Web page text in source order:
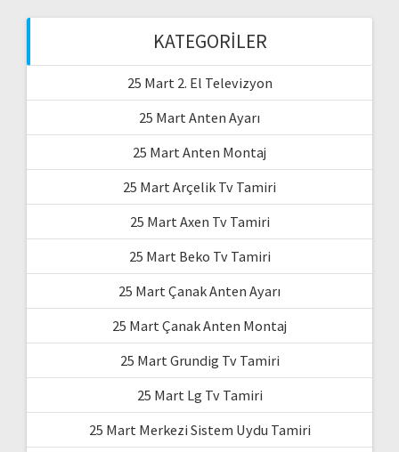
KATEGORILER
25 Mart 2. El Televizyon
25 Mart Anten Ayarı
25 Mart Anten Montaj
25 Mart Arçelik Tv Tamiri
25 Mart Axen Tv Tamiri
25 Mart Beko Tv Tamiri
25 Mart Çanak Anten Ayarı
25 Mart Çanak Anten Montaj
25 Mart Grundig Tv Tamiri
25 Mart Lg Tv Tamiri
25 Mart Merkezi Sistem Uydu Tamiri